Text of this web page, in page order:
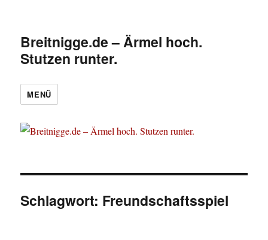
Breitnigge.de – Ärmel hoch.
Stutzen runter.
MENÜ
Schlagwort: Freundschaftsspiel